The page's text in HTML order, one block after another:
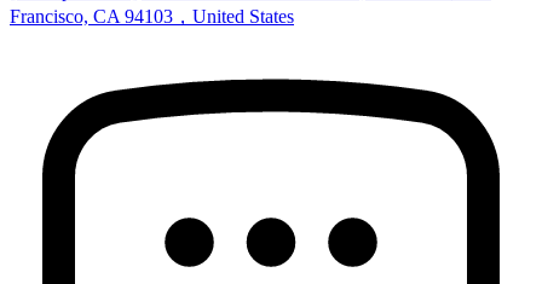
Francisco, CA 94103，United States